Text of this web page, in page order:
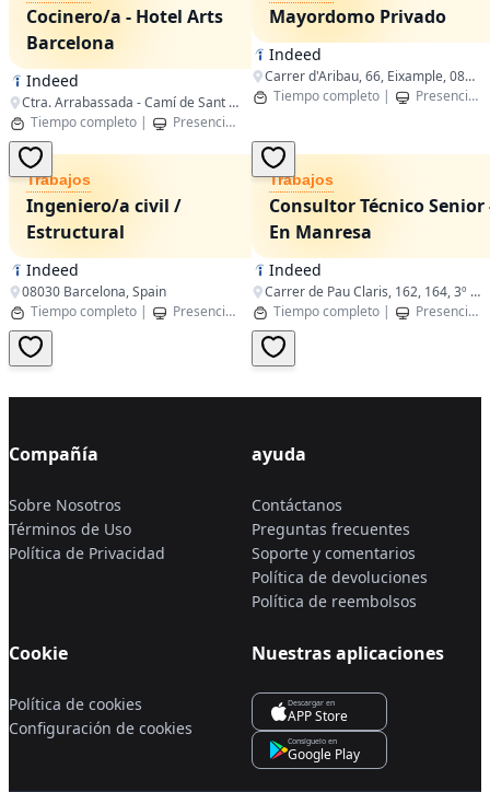
Cocinero/a - Hotel Arts
Barcelona
Indeed
Ctra. Arrabassada - Camí de Sant Medir, 08196, Barcelona, España
Tiempo completo | Presencial
Mayordomo Privado
Indeed
Carrer d'Aribau, 66, Eixample, 08011 Barcelona, Spain
Tiempo completo | Presencial
Trabajos
Ingeniero/a civil /
Estructural
Indeed
08030 Barcelona, Spain
Tiempo completo | Presencial Barcelona,Catalonia
Trabajos
Consultor Técnico Senior
En Manresa
Indeed
Carrer de Pau Claris, 162, 164, 3º 3ª, Eixample, 08037 Barcelona, Spain
Tiempo completo | Presencial
Compañía
Sobre Nosotros
Términos de Uso
Política de Privacidad
ayuda
Contáctanos
Preguntas frecuentes
Soporte y comentarios
Política de devoluciones
Política de reembolsos
Cookie
Política de cookies
Configuración de cookies
Nuestras aplicaciones
Descargar en
APP Store
Consíguelo en
Google Play